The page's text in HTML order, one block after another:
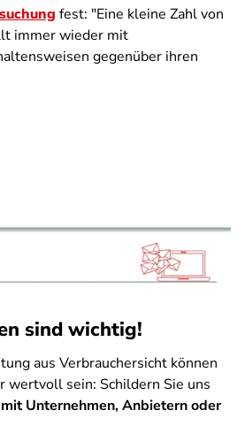
fest: "Eine kleine Zahl von
immer wieder mit
gegenüber ihren
sind wichtig!
aus Verbrauchersicht können
wertvoll sein: Schildern Sie uns
Unternehmen, Anbietern oder